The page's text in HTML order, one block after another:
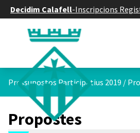
Decidim Calafell-Inscripcions
Pressupostos Participatius 2019 /
Propostes